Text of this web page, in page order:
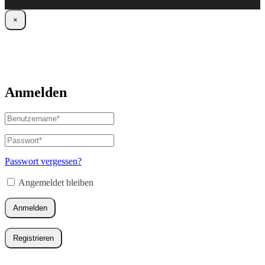
×
Anmelden
Benutzername
oder
E-
Mail-
Adresse*
Passwort*
Erforderlich
Passwort vergessen?
Angemeldet bleiben
Anmelden
Registrieren